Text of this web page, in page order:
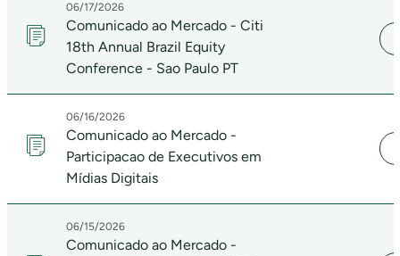
06/17/2026
Comunicado ao Mercado - Citi
18th Annual Brazil Equity
Conference - Sao Paulo PT
06/16/2026
Comunicado ao Mercado -
Participacao de Executivos em
Mídias Digitais
06/15/2026
Comunicado ao Mercado -